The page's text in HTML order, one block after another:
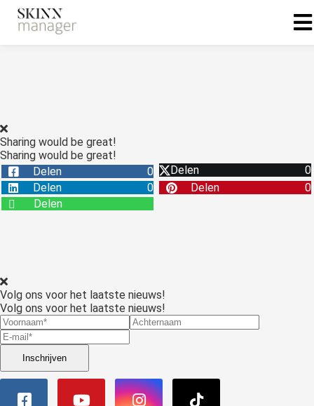
Sharing would be great!
Sharing would be great!
Delen
0 Delen
0
Delen
0 Delen
0
Delen
Volg ons voor het laatste nieuws!
Volg ons voor het laatste nieuws!
Inschrijven